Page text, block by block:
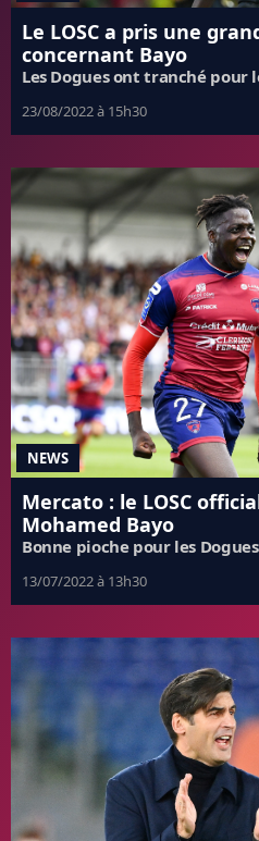
Le LOSC a pris une
concernant Bayo
Les Dogues ont tranché
23/08/2022 à 15h30
NEWS
Mercato : le LOSC
Mohamed Bayo
Bonne pioche pour les
13/07/2022 à 13h30